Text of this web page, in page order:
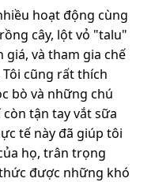
hoạt động cùng
cây, lột vỏ "talu"
và tham gia chế
cũng rất thích
bò và những chú
tận tay vắt sữa
tế này đã giúp tôi
họ, trân trọng
được những khó